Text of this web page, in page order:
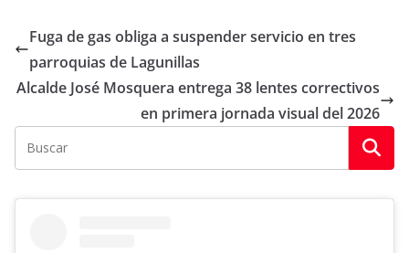
Fuga de gas obliga a suspender servicio en tres
parroquias de Lagunillas
Alcalde José Mosquera entrega 38 lentes correctivos
en primera jornada visual del 2026